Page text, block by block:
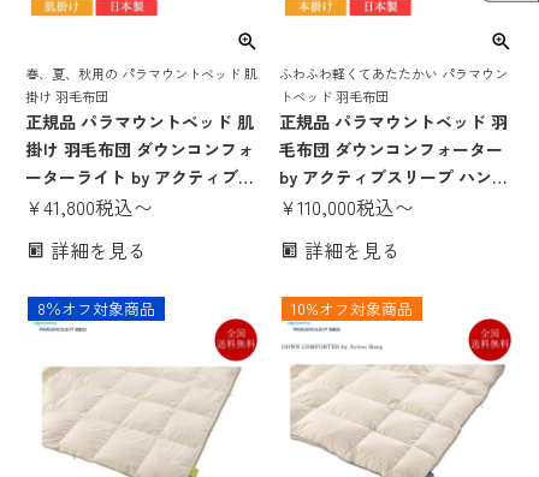
春、夏、秋用の パラマウントベッド 肌
掛け 羽毛布団
正規品 パラマウントベッド 肌
掛け 羽毛布団 ダウンコンフォ
ーターライト by アクティブス
リープ ハンガリー産ホワイト
羽毛ふとん 暖かい 日本製 国産
ィブスリープ 掛け布団 かけ布
団 掛布団 軽い 肌掛けシングル
ダブル セミシングル
¥41,800税込〜
詳細を見る
ふわふわ軽くてあたたかい パラマウン
トベッド 羽毛布団
正規品 パラマウントベッド 羽
毛布団 ダウンコンフォーター
by アクティブスリープ ハンガ
リー産ホワイトグース 93％ 1
製 羽毛ふとん 暖かい 日本製
クティブスリープ 掛け布団 か
け布団 掛布団 軽い 本掛け シ
ングル ダブル セミシングル
¥110,000税込〜
詳細を見る
8％オフ対象商品 10%オフ対象商品